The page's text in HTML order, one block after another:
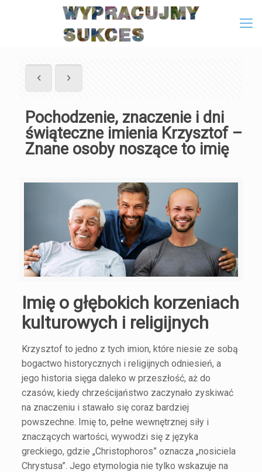
Pochodzenie, znaczenie i dni
świąteczne imienia Krzysztof –
Znane osoby noszące to imię
Imię o głębokich korzeniach
kulturowych i religijnych
Krzysztof to jedno z tych imion, które niesie ze sobą
bogactwo historycznych i religijnych odniesień, a
jego historia sięga daleko w przeszłość, aż do
czasów, kiedy chrześcijaństwo zaczynało zyskiwać
na znaczeniu i stawało się coraz bardziej
powszechne. Imię to, pełne wewnętrznej siły i
znaczących wartości, wywodzi się z języka
greckiego, gdzie „Christophoros” oznacza „nosiciela
Chrystusa”. Jego etymologia nie tylko wskazuje na